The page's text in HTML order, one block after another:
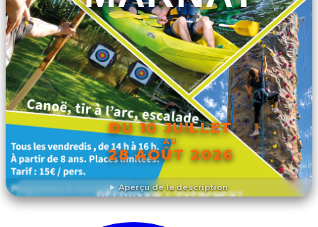
Aperçu de la description
DU 10 JUILLET
AU
28 AOÛT 2026
DÉCOUVRIR L'ÉVÉNEMENT